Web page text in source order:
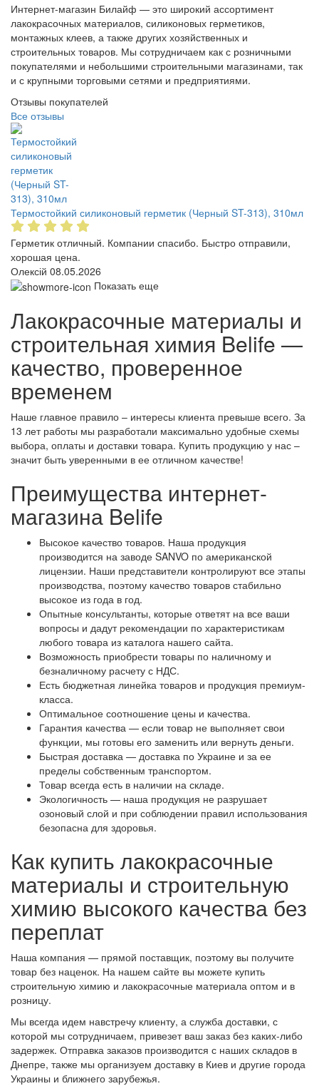
Интернет-магазин Билайф — это широкий ассортимент
лакокрасочных материалов, силиконовых герметиков,
монтажных клеев, а также других хозяйственных и
строительных товаров. Мы сотрудничаем как с розничными
покупателями и небольшими строительными магазинами, так
и с крупными торговыми сетями и предприятиями.
Отзывы покупателей
Все отзывы
Термостойкий силиконовый герметик (Черный ST-313), 310мл
Герметик отличный. Компании спасибо. Быстро отправили,
хорошая цена.
Олексій 08.05.2026
Показать еще
Лакокрасочные материалы и
строительная химия Belife —
качество, проверенное
временем
Наше главное правило – интересы клиента превыше всего. За
13 лет работы мы разработали максимально удобные схемы
выбора, оплаты и доставки товара. Купить продукцию у нас –
значит быть уверенными в ее отличном качестве!
Преимущества интернет-
магазина Belife
Высокое качество товаров. Наша продукция
производится на заводе SANVO по американской
лицензии. Наши представители контролируют все этапы
производства, поэтому качество товаров стабильно
высокое из года в год.
Опытные консультанты, которые ответят на все ваши
вопросы и дадут рекомендации по характеристикам
любого товара из каталога нашего сайта.
Возможность приобрести товары по наличному и
безналичному расчету с НДС.
Есть бюджетная линейка товаров и продукция премиум-
класса.
Оптимальное соотношение цены и качества.
Гарантия качества — если товар не выполняет свои
функции, мы готовы его заменить или вернуть деньги.
Быстрая доставка — доставка по Украине и за ее
пределы собственным транспортом.
Товар всегда есть в наличии на складе.
Экологичность — наша продукция не разрушает
озоновый слой и при соблюдении правил использования
безопасна для здоровья.
Как купить лакокрасочные
материалы и строительную
химию высокого качества без
переплат
Наша компания — прямой поставщик, поэтому вы получите
товар без наценок. На нашем сайте вы можете купить
строительную химию и лакокрасочные материала оптом и в
розницу.
Мы всегда идем навстречу клиенту, а служба доставки, с
которой мы сотрудничаем, привезет ваш заказ без каких-либо
задержек. Отправка заказов производится с наших складов в
Днепре, также мы организуем доставку в Киев и другие города
Украины и ближнего зарубежья.